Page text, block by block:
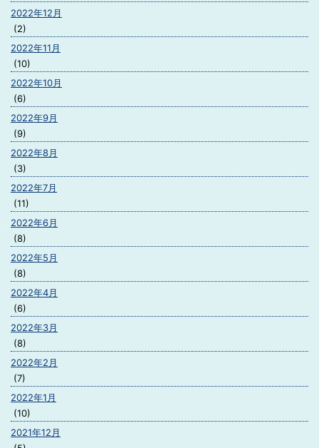
2022年12月
(2)
2022年11月
(10)
2022年10月
(6)
2022年9月
(9)
2022年8月
(3)
2022年7月
(11)
2022年6月
(8)
2022年5月
(8)
2022年4月
(6)
2022年3月
(8)
2022年2月
(7)
2022年1月
(10)
2021年12月